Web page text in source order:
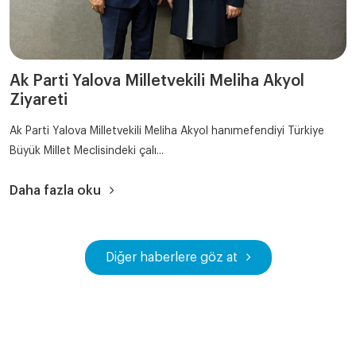
Ak Parti Yalova Milletvekili Meliha Akyol
Ziyareti
Ak Parti Yalova Milletvekili Meliha Akyol hanımefendiyi Türkiye
Büyük Millet Meclisindeki çalı...
Daha fazla oku
Diğer haberlere göz at